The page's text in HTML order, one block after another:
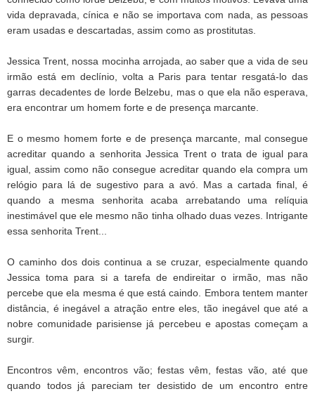
vida depravada, cínica e não se importava com nada, as pessoas
eram usadas e descartadas, assim como as prostitutas.
Jessica Trent, nossa mocinha arrojada, ao saber que a vida de seu
irmão está em declínio, volta a Paris para tentar resgatá-lo das
garras decadentes de lorde Belzebu, mas o que ela não esperava,
era encontrar um homem forte e de presença marcante.
E o mesmo homem forte e de presença marcante, mal consegue
acreditar quando a senhorita Jessica Trent o trata de igual para
igual, assim como não consegue acreditar quando ela compra um
relógio para lá de sugestivo para a avó. Mas a cartada final, é
quando a mesma senhorita acaba arrebatando uma relíquia
inestimável que ele mesmo não tinha olhado duas vezes. Intrigante
essa senhorita Trent...
O caminho dos dois continua a se cruzar, especialmente quando
Jessica toma para si a tarefa de endireitar o irmão, mas não
percebe que ela mesma é que está caindo. Embora tentem manter
distância, é inegável a atração entre eles, tão inegável que até a
nobre comunidade parisiense já percebeu e apostas começam a
surgir.
Encontros vêm, encontros vão; festas vêm, festas vão, até que
quando todos já pareciam ter desistido de um encontro entre